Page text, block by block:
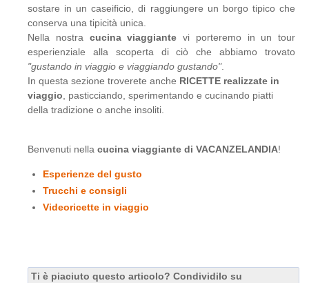
sostare in un caseificio, di raggiungere un borgo tipico che
conserva una tipicità unica.
Nella nostra cucina viaggiante vi porteremo in un tour
esperienziale alla scoperta di ciò che abbiamo trovato
"gustando in viaggio e viaggiando gustando".
In questa sezione troverete anche RICETTE realizzate in
viaggio , pasticciando, sperimentando e cucinando piatti
della tradizione o anche insoliti.
Benvenuti nella cucina viaggiante di VACANZELANDIA!
Esperienze del gusto
Trucchi e consigli
Videoricette in viaggio
Ti è piaciuto questo articolo? Condividilo su